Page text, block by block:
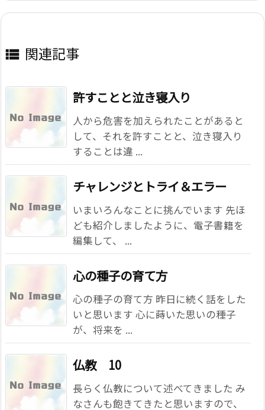
 関連記事
許すことと泣き寝入り
人から危害を加えられたことがあると
して、それを許すことと、泣き寝入り
することは違 ...
チャレンジとトライ＆エラー
いまいろんなことに挑んでいます 先ほ
ども紹介しましたように、電子書籍を
編集して、 ...
心の種子の育て方
心の種子の育て方 昨日に続く話をした
いと思います 心に蒔いた思いの種子
が、将来を ...
仏教 10
長らく仏教について述べてきました み
なさんも飽きてきたと思いますので、